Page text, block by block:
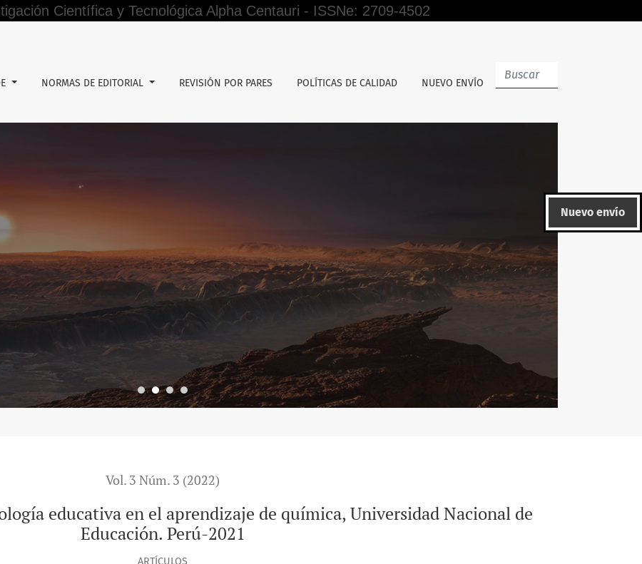
Científica y Tecnológica Alpha Centauri - ISSNe: 2709-4502
NORMAS DE EDITORIAL REVISIÓN POR PARES POLÍTICAS DE CALIDAD NUEVO ENVÍO
Nuevo envío
Vol. 3 Núm. 3 (2022)
educativa en el aprendizaje de química, Universidad Nacional de
Educación. Perú-2021
ARTÍCULOS